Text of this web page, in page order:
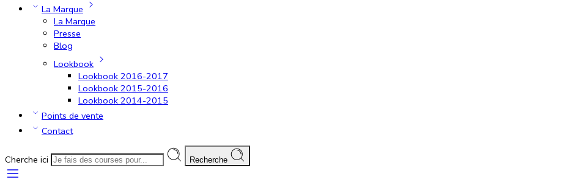
La Marque
La Marque
Presse
Blog
Lookbook
Lookbook 2016-2017
Lookbook 2015-2016
Lookbook 2014-2015
Points de vente
Contact
Cherche ici Recherche